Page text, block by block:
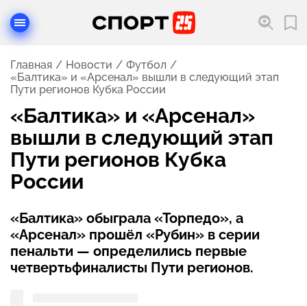
Главная Новости
Футбол
«Балтика» и «Арсенал» вышли в следующий этап
Пути регионов Кубка России
«Балтика» и «Арсенал»
вышли в следующий этап
Пути регионов Кубка
России
«Балтика» обыграла «Торпедо», а
«Арсенал» прошёл «Рубин» в серии
пенальти — определились первые
четвертьфиналисты Пути регионов.